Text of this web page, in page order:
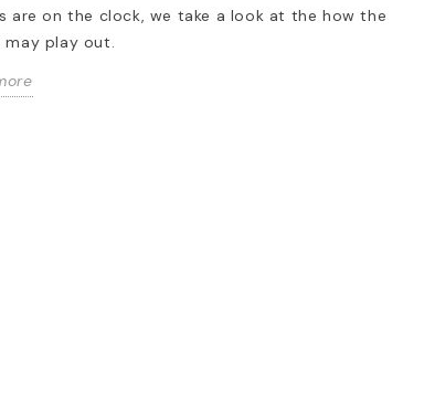
Britbowl
Aztecs –
Después del
campeonato
are on the clock, we take a look at the how the
may play out.